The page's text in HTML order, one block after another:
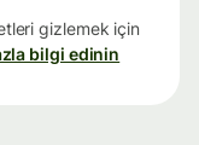
gizlemek için
bilgi edinin